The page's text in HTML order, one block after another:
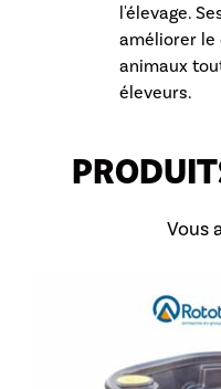
l'élevage.
améliorer le
animaux
éleveurs.
Vous